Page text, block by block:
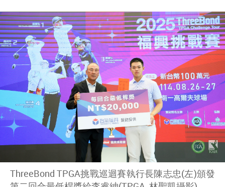
ThreeBond TPGA挑戰巡迴賽執行長陳志忠(左)頒發